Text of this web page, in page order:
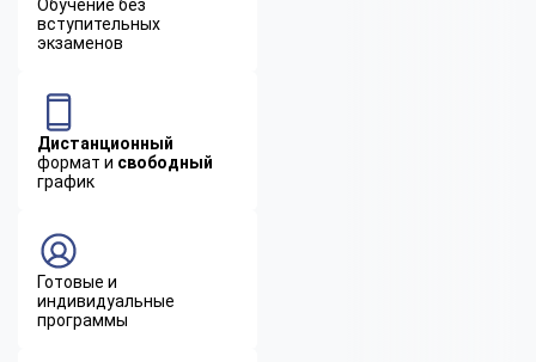
Обучение без
вступительных
экзаменов
Дистанционный
формат и свободный
график
Готовые и
индивидуальные
программы